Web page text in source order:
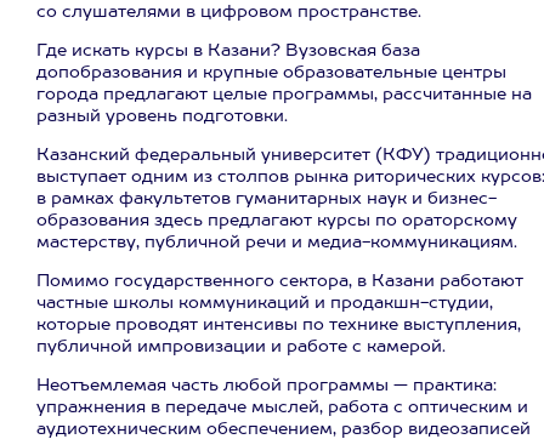
со слушателями в цифровом пространстве.
Где искать курсы в Казани? Вузовская база
допобразования и крупные образовательные центры
города предлагают целые программы, рассчитанные на
разный уровень подготовки.
Казанский федеральный университет (КФУ)
выступает одним из столпов рынка риторических курсов:
в рамках факультетов гуманитарных наук и бизнес-
образования здесь предлагают курсы по ораторскому
мастерству, публичной речи и медиа-коммуникациям.
Помимо государственного сектора, в Казани работают
частные школы коммуникаций и продакшн-студии,
которые проводят интенсивы по технике выступления,
публичной импровизации и работе с камерой.
Неотъемлемая часть любой программы — практика:
упражнения в передаче мыслей, работа с оптическим и
аудиотехническим обеспечением, разбор видеозаписей